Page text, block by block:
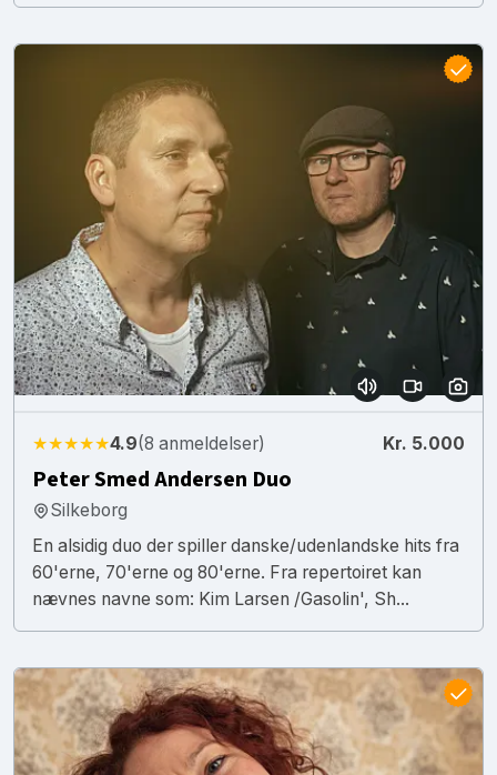
★★★★★4.9(8 anmeldelser) Kr. 5.000
Peter Smed Andersen Duo
Silkeborg
En alsidig duo der spiller danske/udenlandske hits fra
60'erne, 70'erne og 80'erne. Fra repertoiret kan
nævnes navne som: Kim Larsen /Gasolin', Sh...